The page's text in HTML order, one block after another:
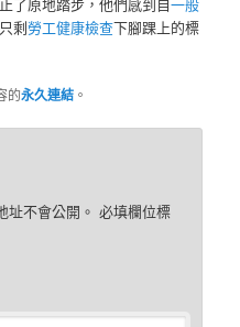
剩勞工健康檢查下腳踝上的標
的永久連結 。
址不會公開。 必填欄位標